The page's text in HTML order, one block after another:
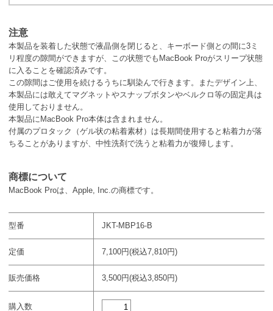
注意
本製品を装着した状態で液晶側を閉じると、キーボード側との間に3ミ
リ程度の隙間ができますが、この状態でもMacBook Proがスリープ状態
に入ることを確認済みです。
この隙間はご使用を続けるうちに馴染んで行きます。またデザイン上、
本製品には敢えてマグネットやスナップボタンやベルクロ等の固定具は
使用しておりません。
本製品にMacBook Pro本体は含まれません。
付属のプロタック（ゲル状の粘着素材）は長期間使用すると粘着力が落
ちることがありますが、中性洗剤で洗うと粘着力が復帰します。
商標について
MacBook Proは、Apple, Inc.の商標です。
型番 JKT-MBP16-B
定価 7,100円(税込7,810円)
販売価格 3,500円(税込3,850円)
購入数